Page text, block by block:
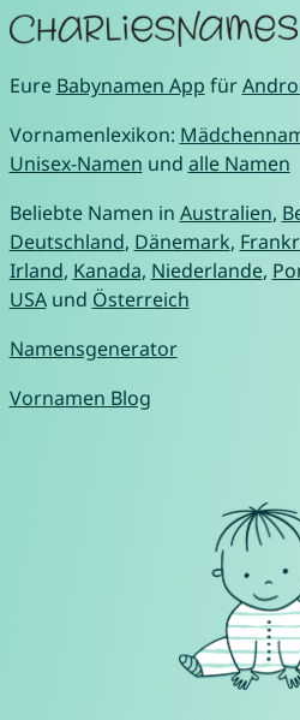
Eure Babynamen App für
Vornamenlexikon:
Unisex-Namen und alle Namen
Beliebte Namen in Australien,
Deutschland, Dänemark,
Irland, Kanada, Niederlande,
USAund Österreich
Namensgenerator
Vornamen Blog